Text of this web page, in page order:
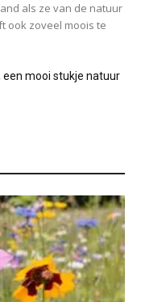
als ze van de natuur
ook zoveel moois te
mooi stukje natuur